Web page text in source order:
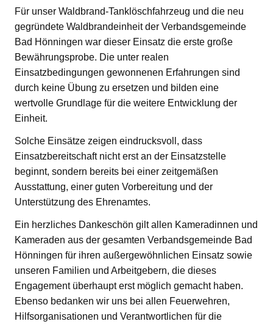
Für unser Waldbrand-Tanklöschfahrzeug und die neu
gegründete Waldbrandeinheit der Verbandsgemeinde
Bad Hönningen war dieser Einsatz die erste große
Bewährungsprobe. Die unter realen
Einsatzbedingungen gewonnenen Erfahrungen sind
durch keine Übung zu ersetzen und bilden eine
wertvolle Grundlage für die weitere Entwicklung der
Einheit.
Solche Einsätze zeigen eindrucksvoll, dass
Einsatzbereitschaft nicht erst an der Einsatzstelle
beginnt, sondern bereits bei einer zeitgemäßen
Ausstattung, einer guten Vorbereitung und der
Unterstützung des Ehrenamtes.
Ein herzliches Dankeschön gilt allen Kameradinnen und
Kameraden aus der gesamten Verbandsgemeinde Bad
Hönningen für ihren außergewöhnlichen Einsatz sowie
unseren Familien und Arbeitgebern, die dieses
Engagement überhaupt erst möglich gemacht haben.
Ebenso bedanken wir uns bei allen Feuerwehren,
Hilfsorganisationen und Verantwortlichen für die